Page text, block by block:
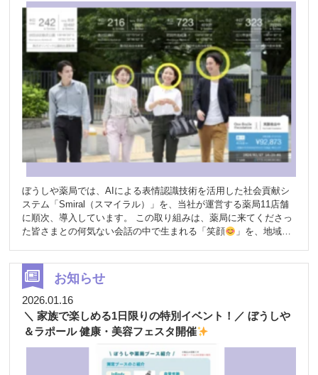
ほんの少しでもほっとしていただける空間でありたいと、私たち
は考えています
つむぐとのひとときが、来てくださる皆さまの
気持ちをやわらかくするきっかけになればうれしいです
これか
らも、地域の皆さまに寄り添いながら、あたたかさのある薬局づ
くりを続けていきます
ぼうしや薬局では、AIによる表情認識技術を活用した社会貢献シ
ステム「Smiral（スマイラル）」を、当社が運営する薬局11店舗
に順次、導入しています。 この取り組みは、薬局に来てくださっ
た皆さまとの何気ない会話の中で生まれる「笑顔
」を、地域や
の力になる――ぼうしや薬局は、そんな温かい循環を大切にした
いと考えています
真参考：株式会社 One Smile Tech ホームページより）
Smiral（スマイラル）は、AIが笑顔の「数」や「時間」をやさし
く感知し、その合計をもとに寄付につなげる仕組みです。 みなさ
まにいただいた笑顔は、【1笑顔＝1円】として寄付原資を生み出
し、姫路市の教育・福祉など、地域を支える取り組みに活用され
お知らせ
2026.01.16
＼ 家族で楽しめる1日限りの特別イベント！／ ぼうしや
＆ラポール 健康・美容フェスタ開催